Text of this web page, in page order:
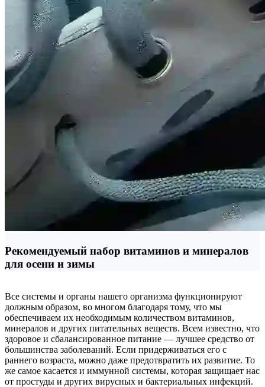
Рекомендуемый набор витаминов и минералов
для осени и зимы
Все системы и органы нашего организма функционируют
должным образом, во многом благодаря тому, что мы
обеспечиваем их необходимым количеством витаминов,
минералов и других питательных веществ. Всем известно, что
здоровое и сбалансированное питание — лучшее средство от
большинства заболеваний. Если придерживаться его с
раннего возраста, можно даже предотвратить их развитие. То
же самое касается и иммунной системы, которая защищает нас
от простуды и других вирусных и бактериальных инфекций.